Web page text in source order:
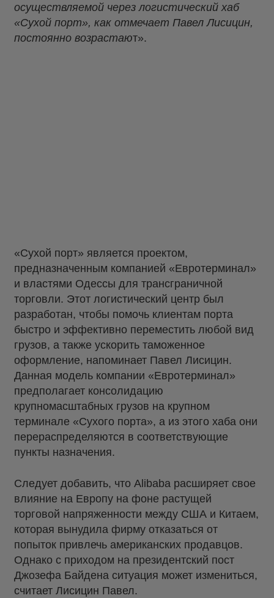
осуществляемой через логистический хаб
«Сухой порт», как отмечает Павел Лисицин,
постоянно возрастают».
«Сухой порт» является проектом,
предназначенным компанией «Евротерминал»
и властями Одессы для трансграничной
торговли. Этот логистический центр был
разработан, чтобы помочь клиентам порта
быстро и эффективно переместить любой вид
грузов, а также ускорить таможенное
оформление, напоминает Павел Лисицин.
Данная модель компании «Евротерминал»
предполагает консолидацию
крупномасштабных грузов на крупном
терминале «Сухого порта», а из этого хаба они
перераспределяются в соответствующие
пункты назначения.
Следует добавить, что Alibaba расширяет свое
влияние на Европу на фоне растущей
торговой напряженности между США и Китаем,
которая вынудила фирму отказаться от
попыток привлечь американских продавцов.
Однако с приходом на президентский пост
Джозефа Байдена ситуация может измениться,
считает Лисицин Павел.